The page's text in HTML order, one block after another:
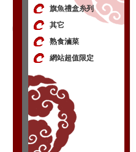
旗魚禮盒糸列
其它
熟食滷菜
網站超值限定